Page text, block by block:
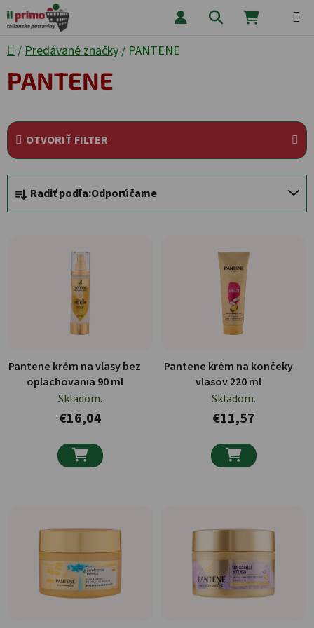
Prejsť na obsah Hľadať
Domov
/ Predávané značky/ PANTENE
PANTENE
OTVORIŤ FILTER
Radenie produktov
Radiť podľa:Odporúčame
Pantene krém na vlasy bez
oplachovania 90 ml
Skladom.
€16,04

Pantene krém na končeky
vlasov 220 ml
Skladom.
€11,57
